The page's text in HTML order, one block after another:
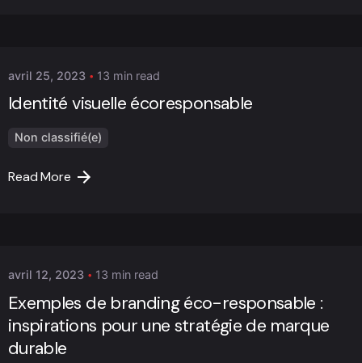
avril 25, 2023 13 min read
Identité visuelle écoresponsable
Non classifié(e)
Read More
avril 12, 2023 13 min read
Exemples de branding éco-responsable :
inspirations pour une stratégie de marque
durable